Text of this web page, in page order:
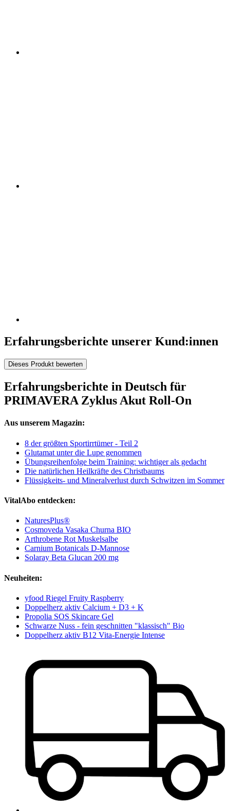
Erfahrungsberichte unserer Kund:innen
Dieses Produkt bewerten
Erfahrungsberichte in Deutsch für
PRIMAVERA Zyklus Akut Roll-On
Aus unserem Magazin:
8 der größten Sportirrtümer - Teil 2
Glutamat unter die Lupe genommen
Übungsreihenfolge beim Training: wichtiger als gedacht
Die natürlichen Heilkräfte des Christbaums
Flüssigkeits- und Mineralverlust durch Schwitzen im Sommer
VitalAbo entdecken:
NaturesPlus®
Cosmoveda Vasaka Churna BIO
Arthrobene Rot Muskelsalbe
Carnium Botanicals D-Mannose
Solaray Beta Glucan 200 mg
Neuheiten:
yfood Riegel Fruity Raspberry
Doppelherz aktiv Calcium + D3 + K
Propolia SOS Skincare Gel
Schwarze Nuss - fein geschnitten "klassisch" Bio
Doppelherz aktiv B12 Vita-Energie Intense